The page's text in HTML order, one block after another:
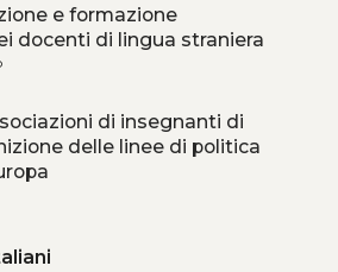
e formazione
docenti di lingua straniera
di insegnanti di
delle linee di politica